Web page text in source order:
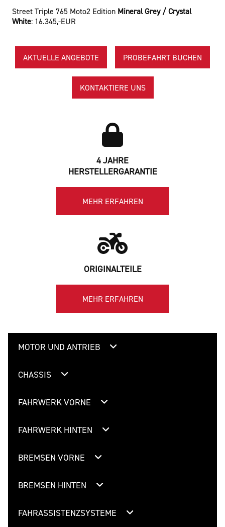
Street Triple 765 Moto2 Edition Mineral Grey / Crystal
White: 16.345,-EUR
PROBEFAHRT BUCHEN
AKTUELLE ANGEBOTE
KONTAKTIERE UNS
4 JAHRE
HERSTELLERGARANTIE
MEHR ERFAHREN
ORIGINALTEILE
MEHR ERFAHREN
MOTOR UND ANTRIEB
CHASSIS
FAHRWERK VORNE
FAHRWERK HINTEN
BREMSEN VORNE
BREMSEN HINTEN
FAHRASSISTENZSYSTEME